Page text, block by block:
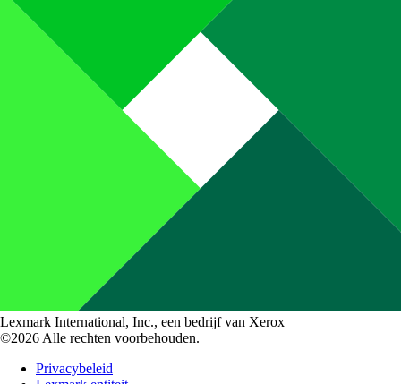
Lexmark International, Inc., een bedrijf van Xerox
©2026 Alle rechten voorbehouden.
Privacybeleid